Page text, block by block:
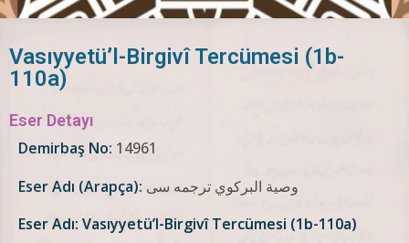
Vasıyyetü’l-Birgivî Tercümesi (1b-
110a)
Eser Detayı
Demirbaş No: 14961
Eser Adı (Arapça): وصية البركوي ترجمه سی
Eser Adı: Vasıyyetü’l-Birgivî Tercümesi (1b-110a)